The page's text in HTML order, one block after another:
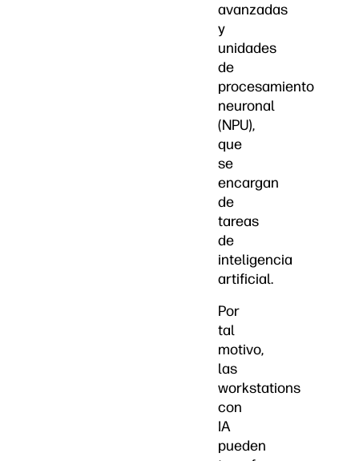
avanzadas
y
unidades
de
procesamiento
neuronal
(NPU),
que
se
encargan
de
tareas
de
inteligencia
artificial.
Por
tal
motivo,
las
workstations
con
IA
pueden